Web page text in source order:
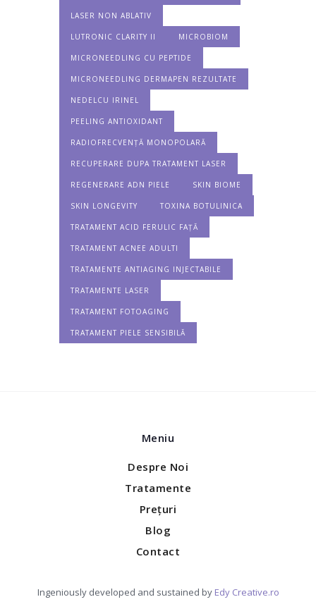
LASER NON ABLATIV
LUTRONIC CLARITY II MICROBIOM
MICRONEEDLING CU PEPTIDE
MICRONEEDLING DERMAPEN REZULTATE
NEDELCU IRINEL
PEELING ANTIOXIDANT
RADIOFRECVENȚĂ MONOPOLARĂ
RECUPERARE DUPA TRATAMENT LASER
REGENERARE ADN PIELE SKIN BIOME
SKIN LONGEVITY TOXINA BOTULINICA
TRATAMENT ACID FERULIC FAȚĂ
TRATAMENT ACNEE ADULTI
TRATAMENTE ANTIAGING INJECTABILE
TRATAMENTE LASER
TRATAMENT FOTOAGING
TRATAMENT PIELE SENSIBILĂ
Meniu
Despre Noi
Tratamente
Prețuri
Blog
Contact
Ingeniously developed and sustained by Edy Creative.ro